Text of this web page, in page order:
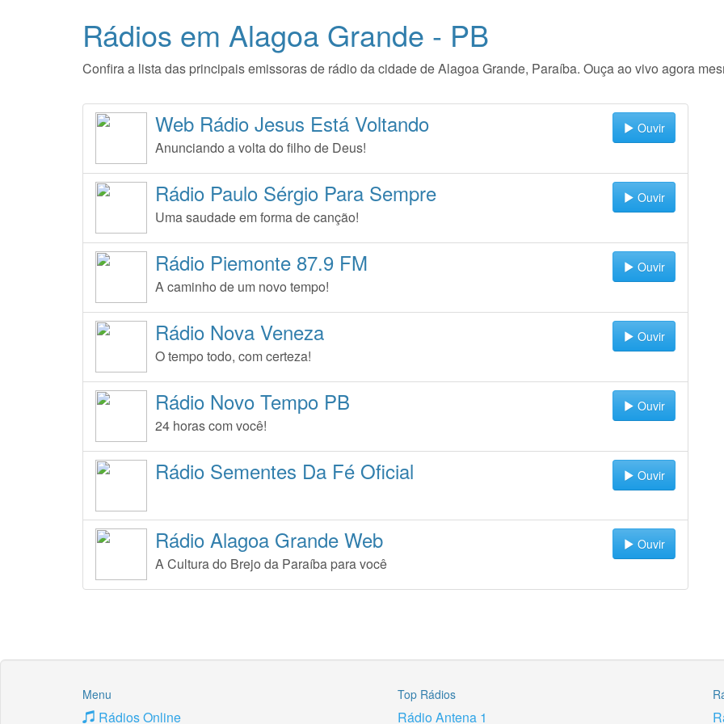
Rádios em Alagoa Grande - PB
Confira a lista das principais emissoras de rádio da cidade de Alagoa Grande, Paraíba. Ouça ao vivo agora
Ouvir
Web Rádio Jesus Está Voltando
Anunciando a volta do filho de Deus!
Ouvir
Rádio Paulo Sérgio Para Sempre
Uma saudade em forma de canção!
Ouvir
Rádio Piemonte 87.9 FM
A caminho de um novo tempo!
Ouvir
Rádio Nova Veneza
O tempo todo, com certeza!
Ouvir
Rádio Novo Tempo PB
24 horas com você!
Ouvir
Rádio Sementes Da Fé Oficial
Ouvir
Rádio Alagoa Grande Web
A Cultura do Brejo da Paraíba para você
Menu
Rádios Online
Top Rádios
Rádio Antena 1